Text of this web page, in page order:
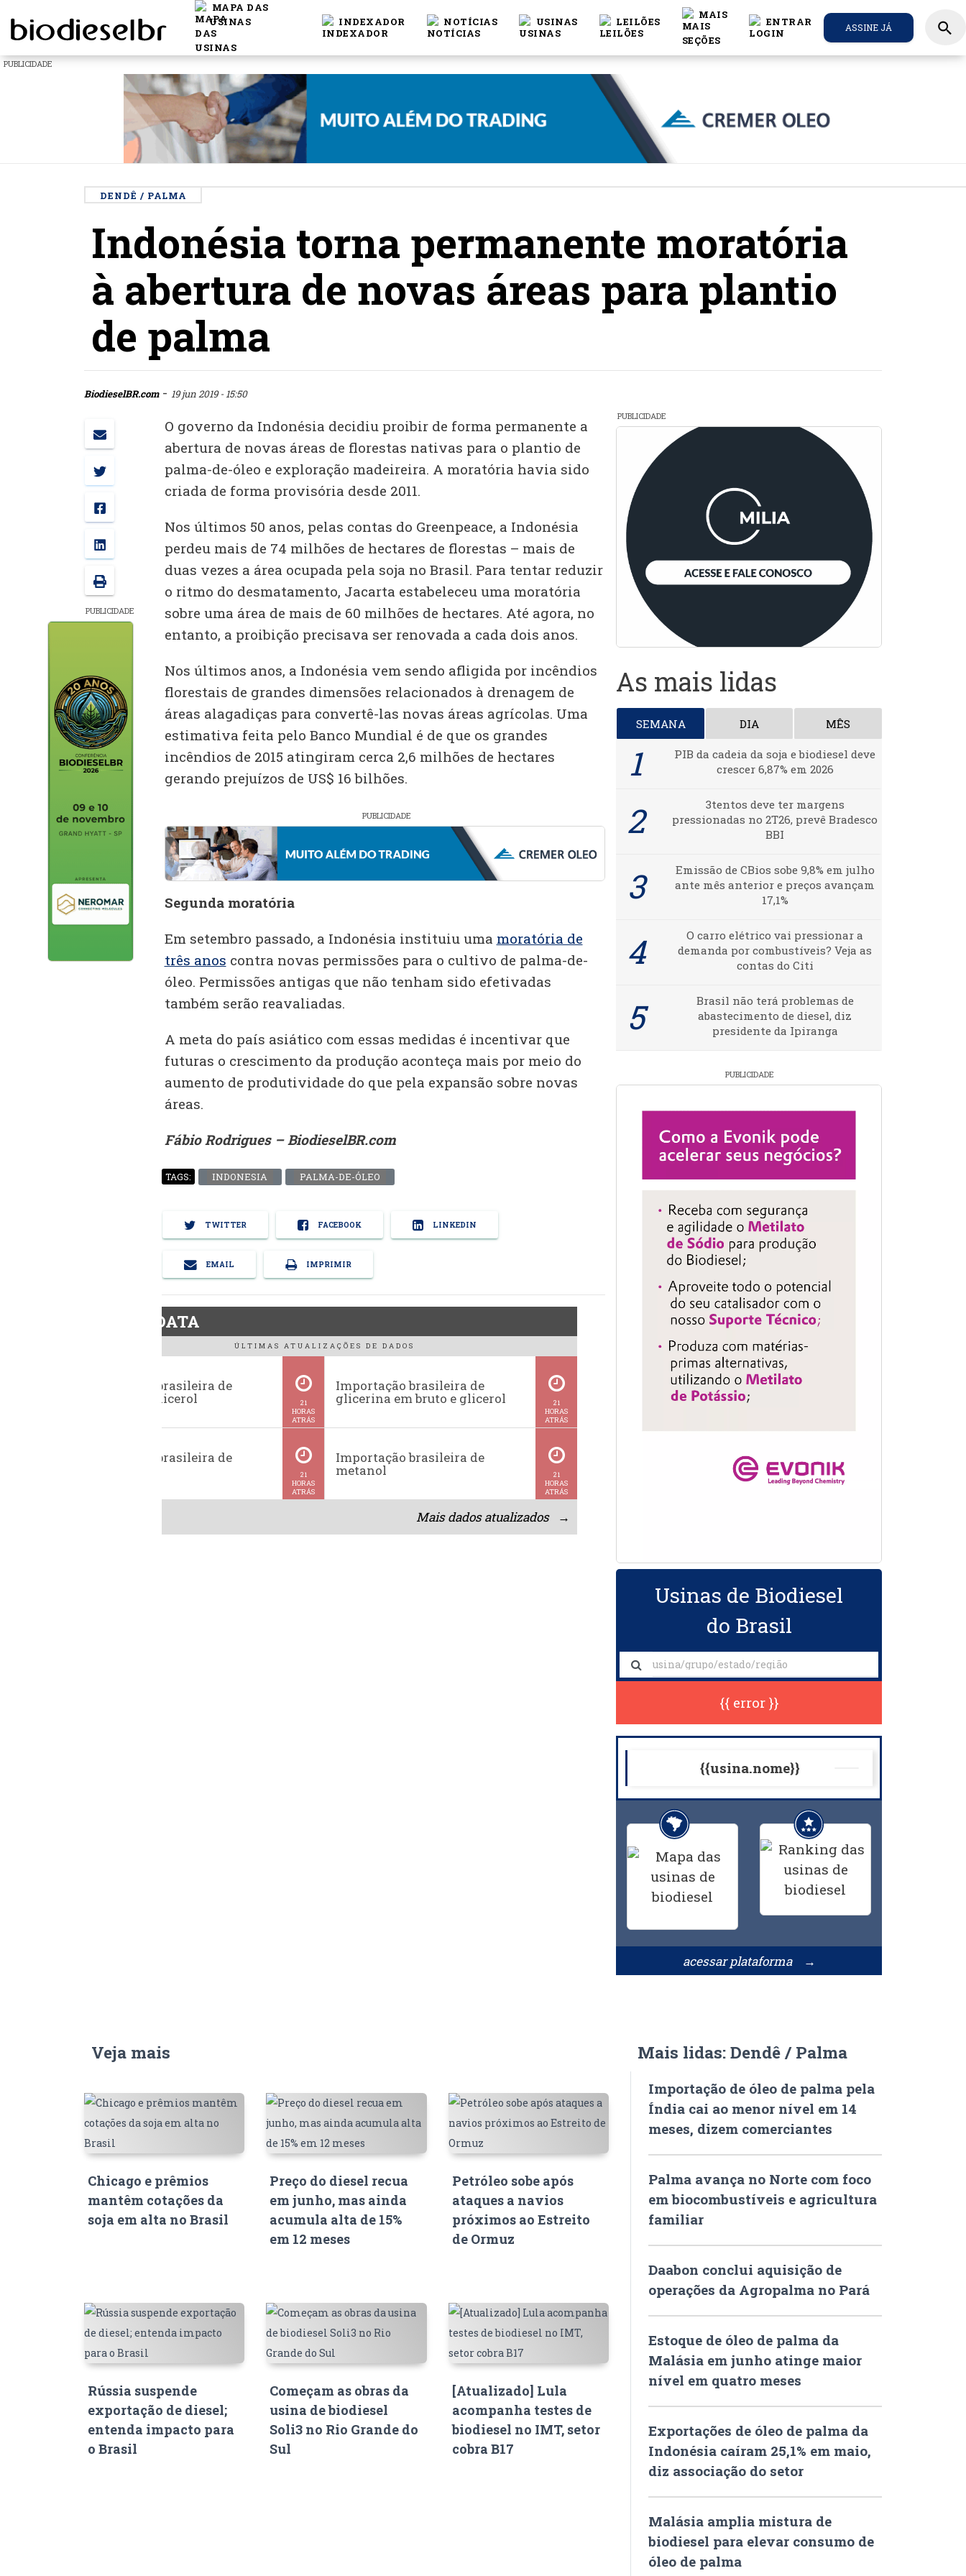
MAPA DAS
USINAS
INDEXADOR NOTÍCIAS USINAS LEILÕES
MAIS
ENTRAR ASSINE JÁ search
PUBLICIDADE
DENDÊ / PALMA
Indonésia torna permanente moratória
à abertura de novas áreas para plantio
de palma
BiodieselBR.com- 19 jun 2019 - 15:50
PUBLICIDADE
O governo da Indonésia decidiu proibir de forma permanente a
abertura de novas áreas de florestas nativas para o plantio de
palma-de-óleo e exploração madeireira. A moratória havia sido
criada de forma provisória desde 2011.
Nos últimos 50 anos, pelas contas do Greenpeace, a Indonésia
perdeu mais de 74 milhões de hectares de florestas – mais de
duas vezes a área ocupada pela soja no Brasil. Para tentar reduzir
o ritmo do desmatamento, Jacarta estabeleceu uma moratória
sobre uma área de mais de 60 milhões de hectares. Até agora, no
entanto, a proibição precisava ser renovada a cada dois anos.
Nos últimos anos, a Indonésia vem sendo afligida por incêndios
florestais de grandes dimensões relacionados à drenagem de
áreas alagadiças para convertê-las novas áreas agrícolas. Uma
estimativa feita pelo Banco Mundial é de que os grandes
incêndios de 2015 atingiram cerca 2,6 milhões de hectares
gerando prejuízos de US$ 16 bilhões.
PUBLICIDADE
Segunda moratória
Em setembro passado, a Indonésia instituiu uma moratória de
três anos contra novas permissões para o cultivo de palma-de-
óleo. Permissões antigas que não tenham sido efetivadas
também serão reavaliadas.
A meta do país asiático com essas medidas é incentivar que
futuras o crescimento da produção aconteça mais por meio do
aumento de produtividade do que pela expansão sobre novas
áreas.
Fábio Rodrigues – BiodieselBR.com
TAGS: INDONESIA PALMA-DE-ÓLEO
TWITTER FACEBOOK LINKEDIN
EMAIL IMPRIMIR
BiodieselDATA
ÚLTIMAS ATUALIZAÇÕES DE DADOS
Exportação brasileira de
glicerina e glicerol
21
HORAS
ATRÁS
Importação brasileira de
glicerina em bruto e glicerol
21
HORAS
ATRÁS
Exportação brasileira de
21
HORAS
ATRÁS
Importação brasileira de
metanol
21
HORAS
ATRÁS
Mais dados atualizados →
PUBLICIDADE
As mais lidas
SEMANA DIA MÊS
PIB da cadeia da soja e biodiesel deve
crescer 6,87% em 2026
3tentos deve ter margens
pressionadas no 2T26, prevê Bradesco
BBI
Emissão de CBios sobe 9,8% em julho
ante mês anterior e preços avançam
17,1%
O carro elétrico vai pressionar a
demanda por combustíveis? Veja as
contas do Citi
Brasil não terá problemas de
abastecimento de diesel, diz
presidente da Ipiranga
PUBLICIDADE
Usinas de Biodiesel
do Brasil
{{ error }}
{{usina.nome}}
acessar plataforma →
Veja mais
Chicago e prêmios
mantêm cotações da
soja em alta no Brasil
Preço do diesel recua
em junho, mas ainda
acumula alta de 15%
em 12 meses
Petróleo sobe após
ataques a navios
próximos ao Estreito
de Ormuz
Rússia suspende
exportação de diesel;
entenda impacto para
o Brasil
Começam as obras da
usina de biodiesel
Soli3 no Rio Grande do
Sul
[Atualizado] Lula
acompanha testes de
biodiesel no IMT, setor
cobra B17
Mais lidas: Dendê / Palma
Importação de óleo de palma pela
Índia cai ao menor nível em 14
meses, dizem comerciantes
Palma avança no Norte com foco
em biocombustíveis e agricultura
familiar
Daabon conclui aquisição de
operações da Agropalma no Pará
Estoque de óleo de palma da
Malásia em junho atinge maior
nível em quatro meses
Exportações de óleo de palma da
Indonésia caíram 25,1% em maio,
diz associação do setor
Malásia amplia mistura de
biodiesel para elevar consumo de
óleo de palma